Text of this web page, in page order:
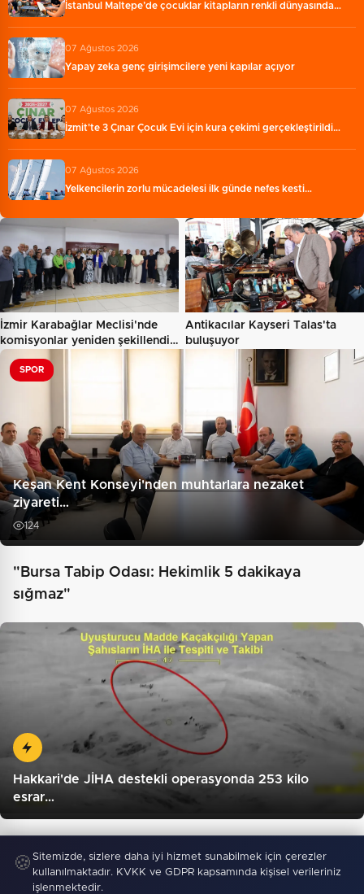
İstanbul Maltepe’de çocuklar kitapların renkli dünyasında…
07 Ağustos 2026
Yapay zeka genç girişimcilere yeni kapılar açıyor
07 Ağustos 2026
İzmit'te 3 Çınar Çocuk Evi için kura çekimi gerçekleştirildi…
07 Ağustos 2026
Yelkencilerin zorlu mücadelesi ilk günde nefes kesti…
İzmir Karabağlar Meclisi'nde
komisyonlar yeniden şekillendi…
Antikacılar Kayseri Talas'ta
buluşuyor
SPOR
Keşan Kent Konseyi'nden muhtarlara nezaket
ziyareti…
124
"Bursa Tabip Odası: Hekimlik 5 dakikaya
sığmaz"
Hakkari'de JİHA destekli operasyonda 253 kilo
esrar…
🍪 Sitemizde, sizlere daha iyi hizmet sunabilmek için çerezler
kullanılmaktadır. KVKK ve GDPR kapsamında kişisel verileriniz
işlenmektedir.